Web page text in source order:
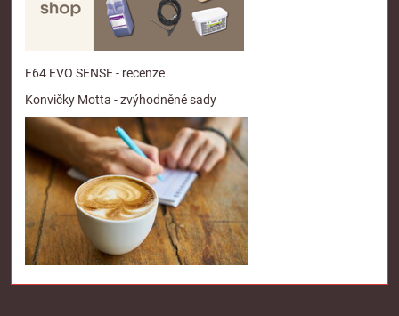
F64 EVO SENSE - recenze
Konvičky Motta - zvýhodněné sady